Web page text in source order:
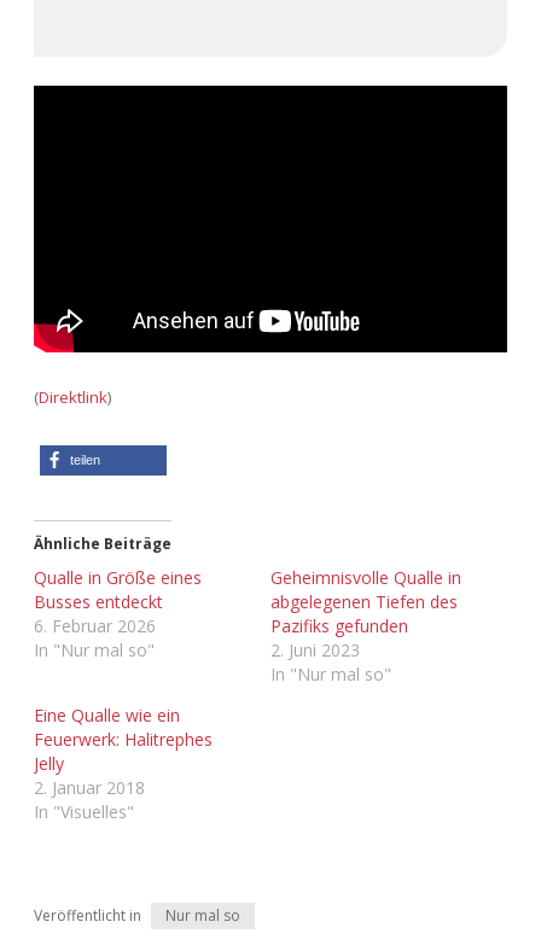
Adventskalender 2022
(Direktlink)
teilen
Ähnliche Beiträge
Qualle in Größe eines
Busses entdeckt
6. Februar 2026
In "Nur mal so"
Geheimnisvolle Qualle in
abgelegenen Tiefen des
Pazifiks gefunden
2. Juni 2023
In "Nur mal so"
Eine Qualle wie ein
Feuerwerk: Halitrephes
Jelly
2. Januar 2018
In "Visuelles"
Veröffentlicht in Nur mal so